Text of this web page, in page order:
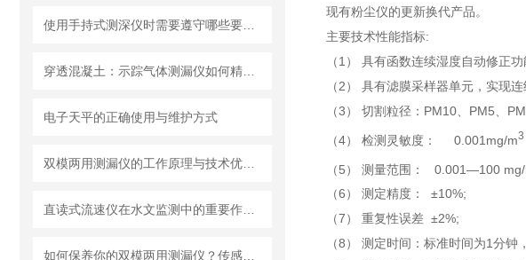
电子天平的正确使用与维护方式
现有粉尘仪的更新换代产品。
主要技术性能指标:
（1） 具有函数连续湿度自动修正功
（2） 具有滤膜采样器单元，实现
（3） 切割粒径：PM10、PM5、
（4） 检测灵敏度： 0.001mg/m3
（5） 测量范围： 0.001―100
（6） 测定精度： ±10%;
（7） 重复性误差 ±2%;
（8） 测定时间：标准时间为1分钟